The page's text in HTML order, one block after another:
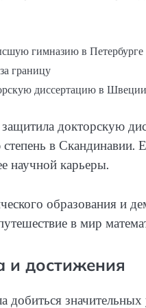
гимназию в Петербурге
границу
диссертацию в Швеции
докторскую
в Скандинавии.
научной карьеры.
образования и
в мир
и достижения
добиться